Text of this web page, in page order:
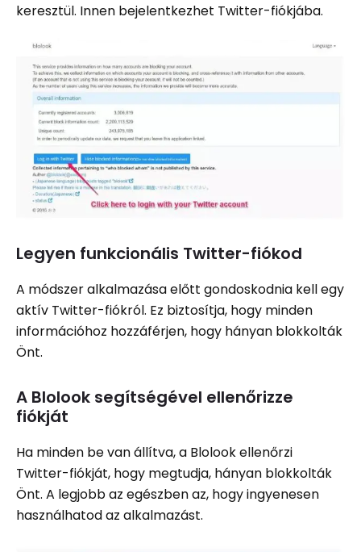
keresztül. Innen bejelentkezhet Twitter-fiókjába.
Legyen funkcionális Twitter-fiókod
A módszer alkalmazása előtt gondoskodnia kell egy
aktív Twitter-fiókról. Ez biztosítja, hogy minden
információhoz hozzáférjen, hogy hányan blokkolták
Önt.
A Blolook segítségével ellenőrizze
fiókját
Ha minden be van állítva, a Blolook ellenőrzi
Twitter-fiókját, hogy megtudja, hányan blokkolták
Önt. A legjobb az egészben az, hogy ingyenesen
használhatod az alkalmazást.